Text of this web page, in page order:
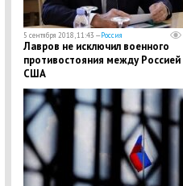
5 сентября 2018, 11:43 —Россия
Лавров не исключил военного
противостояния между Россией
США